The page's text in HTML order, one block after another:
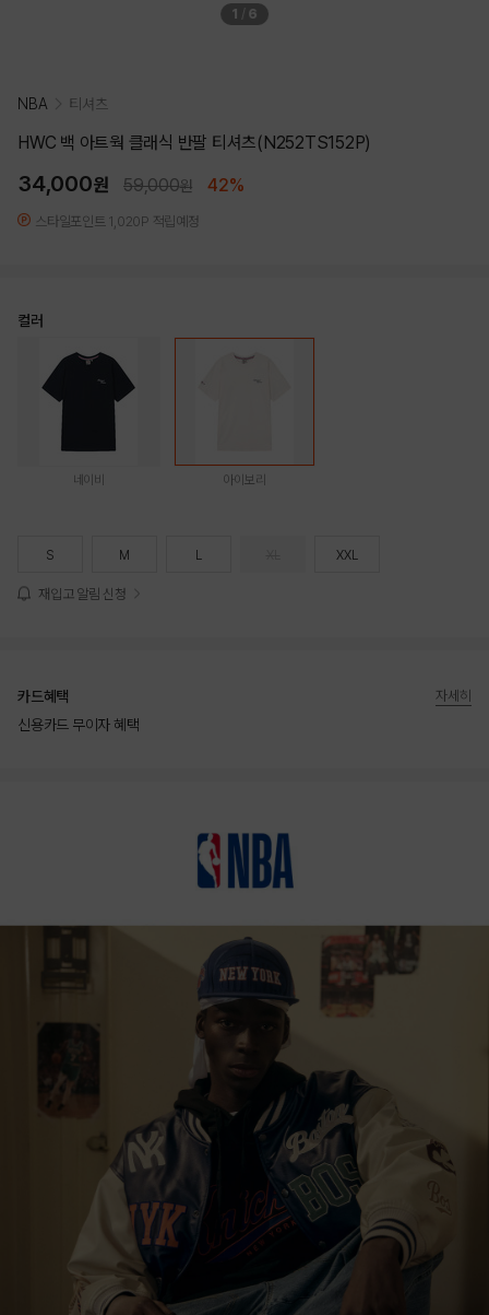
1 / 6
NBA 티셔츠
HWC 백 아트웍 클래식 반팔 티셔츠(N252TS152P)
34,000원 59,000원 42%
스타일포인트 1,020P 적립예정
컬러
네이비 아이보리
S M L XXL
재입고 알림 신청
카드혜택
신용카드 무이자 혜택
자세히